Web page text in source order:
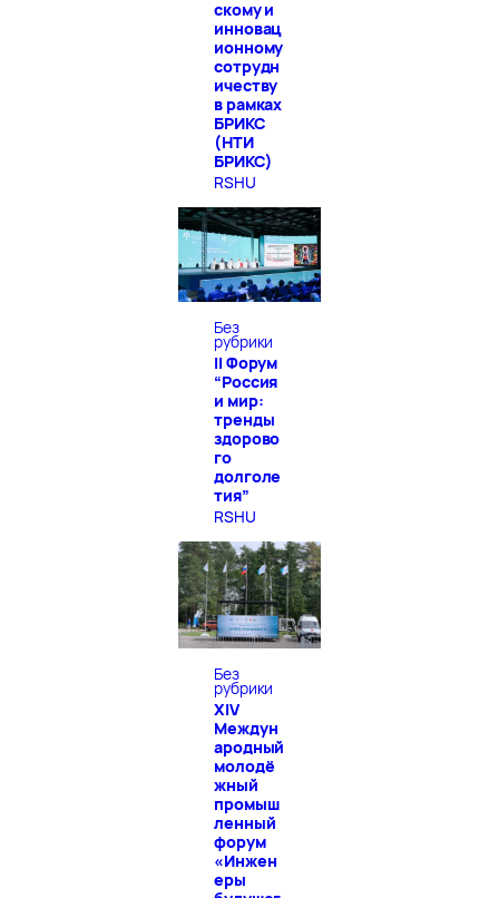
скому и
инновац
ионному
сотрудн
ичеству
в рамках
БРИКС
(НТИ
БРИКС)
RSHU
Без
рубрики
II Форум
“Россия
и мир:
тренды
здорово
го
долголе
тия”
RSHU
Без
рубрики
XIV
Междун
ародный
молодё
жный
промыш
ленный
форум
«Инжен
еры